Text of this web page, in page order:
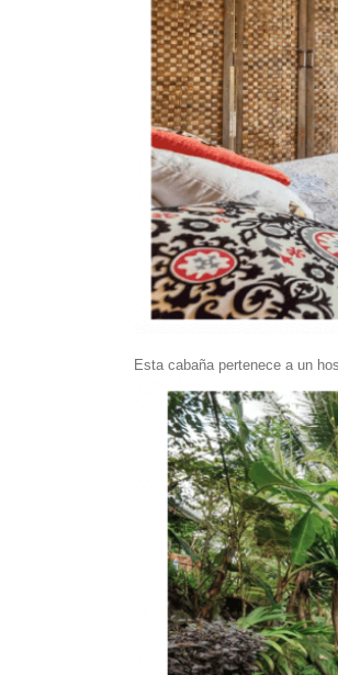
Esta cabaña pertenece a un